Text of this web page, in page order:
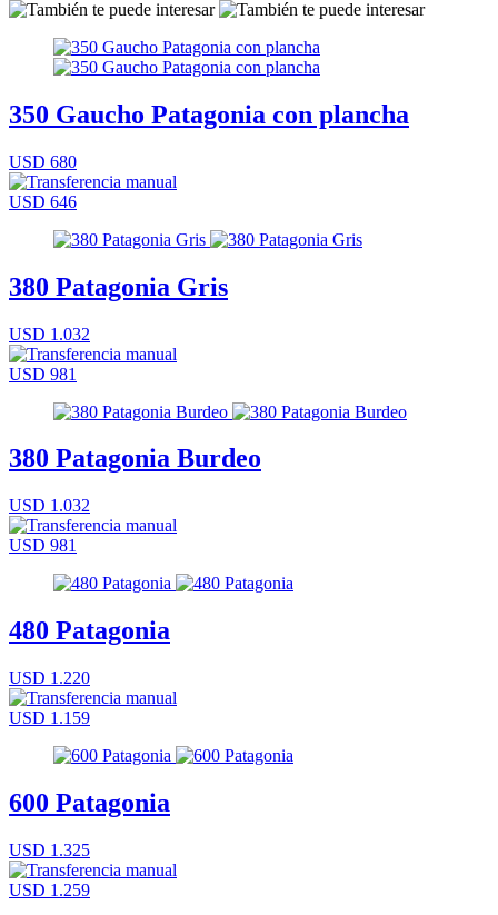
350 Gaucho Patagonia con plancha
USD 680
USD 646
380 Patagonia Gris
USD 1.032
USD 981
380 Patagonia Burdeo
USD 1.032
USD 981
480 Patagonia
USD 1.220
USD 1.159
600 Patagonia
USD 1.325
USD 1.259